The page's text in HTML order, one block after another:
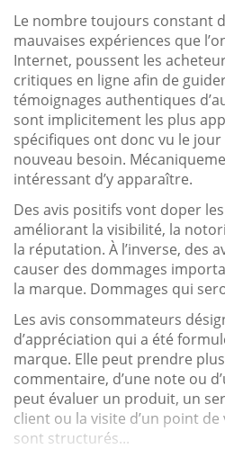
Le nombre toujours constant
mauvaises expériences que
Internet, poussent les
critiques en ligne afin de
témoignages authentiques
sont implicitement les plus
spécifiques ont donc vu le
nouveau besoin.
intéressant d’y apparaître.
Des avis positifs vont doper
améliorant la visibilité, la
la réputation. À l’inverse, des
causer des dommages
la marque. Dommages qui
Les avis consommateurs
d’appréciation qui a été
marque. Elle peut prendre
commentaire, d’une note ou
peut évaluer un produit, un
client ou la visite d’un point de
sont structurés...